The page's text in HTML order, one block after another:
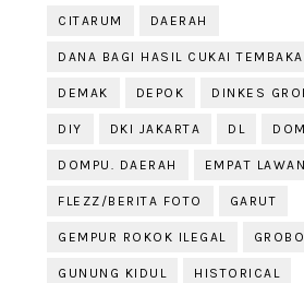
CITARUM DAERAH
DANA BAGI HASIL CUKAI
DEMAK DEPOK DINKES
DIY DKI JAKARTA DL
DOMPU. DAERAH EMPAT
FLEZZ/BERITA FOTO GARUT
GEMPUR ROKOK ILEGAL
GUNUNG KIDUL HISTORICAL